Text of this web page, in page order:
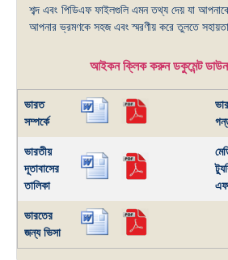
শব্দ এবং পিডিএফ ফাইলগুলি এমন তথ্য দেয় যা
আপনার ভ্রমণকে সহজ এবং স্মরণীয় করে তুলতে
আইকন ক্লিক করুন ডকুমেন্ট
ভারত
সম্পর্কে
ভারতীয়
দূতাবাসের
তালিকা
ভারতের
জন্য ভিসা